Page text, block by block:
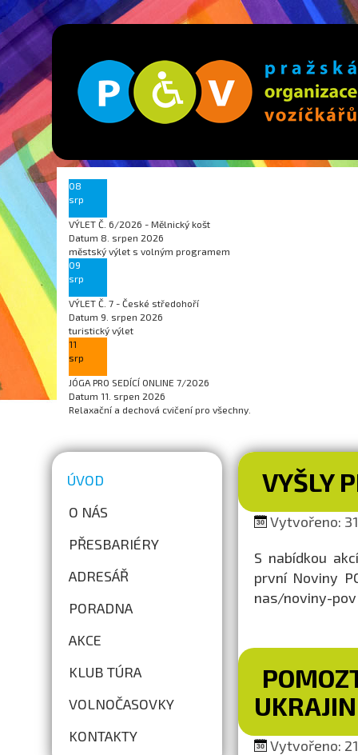
08
srp
VÝLET Č. 6/2026 - Mělnický košt
Datum 8. srpen 2026
městský výlet s volným programem
09
srp
VÝLET Č. 7 - České středohoří
Datum 9. srpen 2026
turistický výlet
11
srp
JÓGA PRO SEDÍCÍ ONLINE 7/2026
Datum 11. srpen 2026
Relaxační a dechová cvičení pro všechny.
ÚVOD
O NÁS
PŘESBARIÉRY
ADRESÁŘ
PORADNA
AKCE
KLUB TÚRA
VOLNOČASOVKY
KONTAKTY
VYŠLY
Vytvořeno:
S nabídkou
první Noviny
nas/noviny-pov
Vytvořeno: